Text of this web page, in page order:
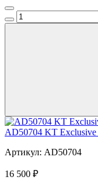
AD50704 KT Exclusive
Артикул: AD50704
16 500 ₽